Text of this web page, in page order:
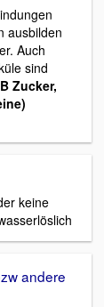
ausbilden
Auch
sind
Zucker,
keine
andere